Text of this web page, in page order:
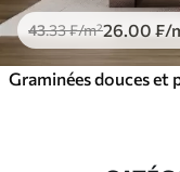
43.33₣/m²26 .00 ₣/